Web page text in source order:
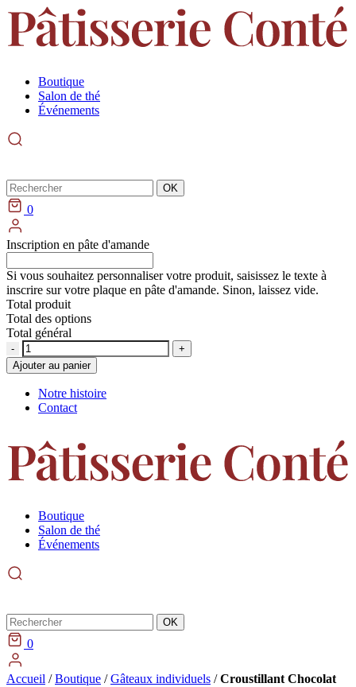
Boutique
Salon de thé
Événements
Rechercher OK
0
Inscription en pâte d'amande
Si vous souhaitez personnaliser votre produit, saisissez le texte à
inscrire sur votre plaque en pâte d'amande. Sinon, laissez vide.
Total produit
Total des options
Total général
Quantité
Ajouter au panier
Notre histoire
Contact
Boutique
Salon de thé
Événements
Rechercher OK
0
Accueil /Boutique /Gâteaux individuels /Croustillant Chocolat